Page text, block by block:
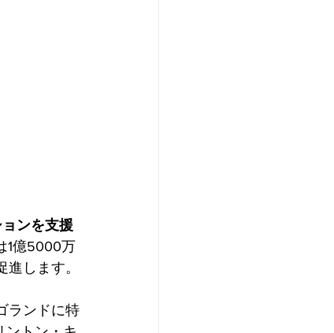
ンを支援
1億5000万
します。
ランドに特